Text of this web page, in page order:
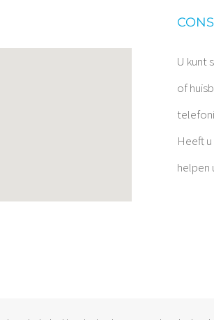
U kunt
of
Heeft
helpen